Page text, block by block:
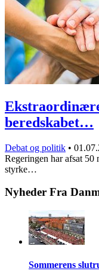
beredskabet…
Debat og politik •
Regeringen har afsat
styrke…
Nyheder Fra
Sommerens